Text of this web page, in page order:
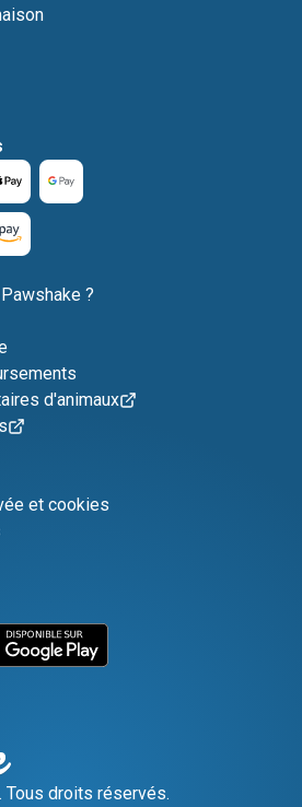
?
d'animaux
et cookies
droits réservés.